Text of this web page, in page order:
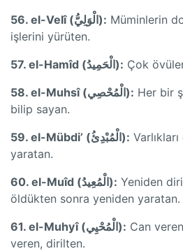
56. el-Velî (الْوَلِيُّ): Müminlerin
işlerini yürüten.
57. el-Hamîd (الْحَمِيدُ): Çok
58. el-Muhsî (الْمُحْصِي): Her bir
bilip sayan.
59. el-Mübdi’ (الْمُبْدِئُ):
yaratan.
60. el-Muîd (الْمُعِيدُ): Yeniden
öldükten sonra yeniden yaratan.
61. el-Muhyî (الْمُحْيِي): Can
veren, dirilten.